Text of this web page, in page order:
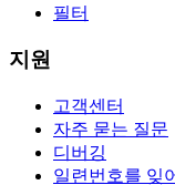
필터
지원
고객센터
자주 묻는 질문
디버깅
일련번호를 잊